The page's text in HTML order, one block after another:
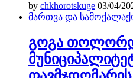
by chkhorotskuge 03/04/
მართვა და
გოგა